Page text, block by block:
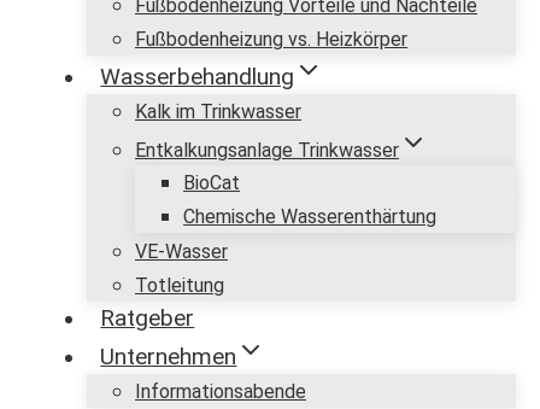
Fußbodenheizung Vorteile und Nachteile
Fußbodenheizung vs. Heizkörper
Wasserbehandlung
Kalk im Trinkwasser
Entkalkungsanlage Trinkwasser
BioCat
Chemische Wasserenthärtung
VE-Wasser
Totleitung
Ratgeber
Unternehmen
Informationsabende